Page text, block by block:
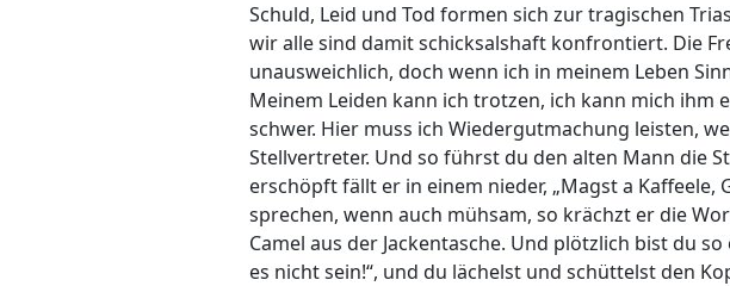
Schuld, Leid und Tod formen sich zur tragischen
wir alle sind damit schicksalshaft konfrontiert. Die
unausweichlich, doch wenn ich in meinem Leben
Meinem Leiden kann ich trotzen, ich kann mich ihm
schwer. Hier muss ich Wiedergutmachung leisten,
Stellvertreter. Und so führst du den alten Mann die
erschöpft fällt er in einem nieder, „Magst a
sprechen, wenn auch mühsam, so krächzt er die
Camel aus der Jackentasche. Und plötzlich bist du
es nicht sein!“, und du lächelst und schüttelst den